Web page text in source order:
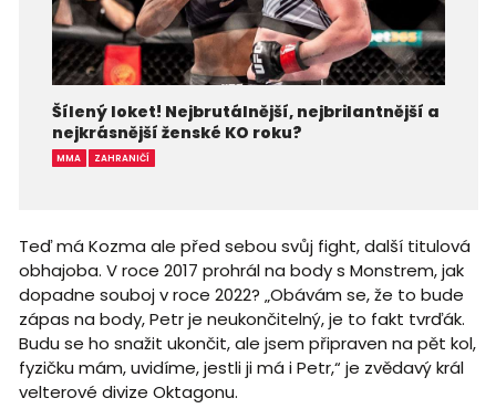
Šílený loket! Nejbrutálnější, nejbrilantnější a
nejkrásnější ženské KO roku?
MMA ZAHRANIČÍ
Teď má Kozma ale před sebou svůj fight, další titulová
obhajoba. V roce 2017 prohrál na body s Monstrem, jak
dopadne souboj v roce 2022? „Obávám se, že to bude
zápas na body, Petr je neukončitelný, je to fakt tvrďák.
Budu se ho snažit ukončit, ale jsem připraven na pět kol,
fyzičku mám, uvidíme, jestli ji má i Petr,“ je zvědavý král
velterové divize Oktagonu.